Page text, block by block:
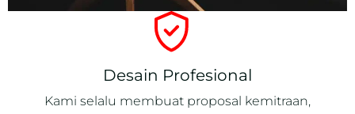
Desain Profesional
Kami selalu membuat proposal kemitraan,